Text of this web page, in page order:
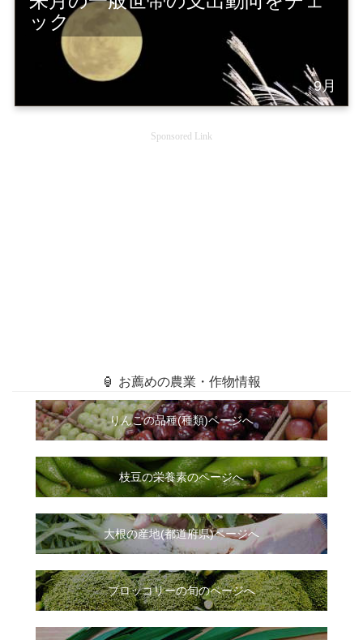
ック
9月
Sponsored Link
🏮 お薦めの農業・作物情報
りんごの品種(種類)ページへ
枝豆の栄養素のページへ
大根の産地(都道府県)ページへ
ブロッコリーの旬のページへ